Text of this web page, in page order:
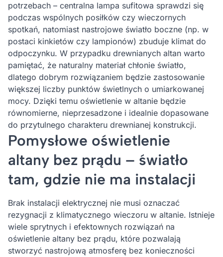
potrzebach – centralna lampa sufitowa sprawdzi się
podczas wspólnych posiłków czy wieczornych
spotkań, natomiast nastrojowe światło boczne (np. w
postaci kinkietów czy lampionów) zbuduje klimat do
odpoczynku. W przypadku drewnianych altan warto
pamiętać, że naturalny materiał chłonie światło,
dlatego dobrym rozwiązaniem będzie zastosowanie
większej liczby punktów świetlnych o umiarkowanej
mocy. Dzięki temu oświetlenie w altanie będzie
równomierne, nieprzesadzone i idealnie dopasowane
do przytulnego charakteru drewnianej konstrukcji.
Pomysłowe oświetlenie
altany bez prądu – światło
tam, gdzie nie ma instalacji
Brak instalacji elektrycznej nie musi oznaczać
rezygnacji z klimatycznego wieczoru w altanie. Istnieje
wiele sprytnych i efektownych rozwiązań na
oświetlenie altany bez prądu, które pozwalają
stworzyć nastrojową atmosferę bez konieczności